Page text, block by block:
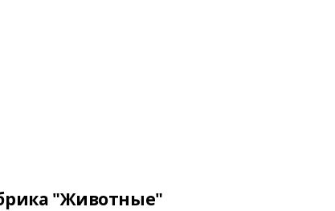
"Животные"